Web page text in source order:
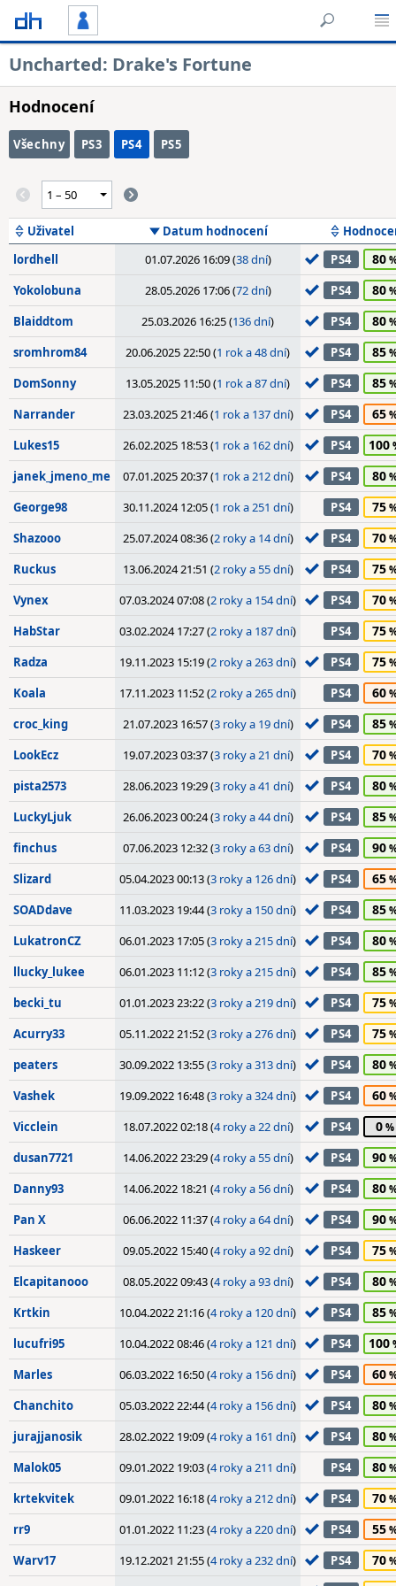
Uncharted: Drake's Fortune
Hodnocení
Všechny PS3 PS4 PS5
Uživatel Datum hodnocení
lordhell
01.07.2026 16:09 (38 dní) PS4 80
Yokolobuna 28.05.2026 17:06 (72 dní) PS4 80
Blaiddtom 25.03.2026 16:25 (136 dní) PS4 80
sromhrom84 20.06.2025 22:50 (1 rok a 48 dní) PS4 85
DomSonny 13.05.2025 11:50 (1 rok a 87 dní) PS4 85
Narrander 23.03.2025 21:46 (1 rok a 137 dní) PS4 65
Lukes15 26.02.2025 18:53 (1 rok a 162 dní) PS4 100
janek_jmeno_me 07.01.2025 20:37 (1 rok a 212 dní) PS4 80
George98 30.11.2024 12:05 (1 rok a 251 dní) PS4 75
Shazooo 25.07.2024 08:36 (2 roky a 14 dní) PS4 70
Ruckus 13.06.2024 21:51 (2 roky a 55 dní) PS4 75
Vynex 07.03.2024 07:08 (2 roky a 154 dní) PS4 70
HabStar 03.02.2024 17:27 (2 roky a 187 dní) PS4 75
Radza 19.11.2023 15:19 (2 roky a 263 dní) PS4 75
Koala 17.11.2023 11:52 (2 roky a 265 dní) PS4 60
croc_king 21.07.2023 16:57 (3 roky a 19 dní) PS4 85
LookEcz 19.07.2023 03:37 (3 roky a 21 dní) PS4 70
pista2573 28.06.2023 19:29 (3 roky a 41 dní) PS4 80
LuckyLjuk 26.06.2023 00:24 (3 roky a 44 dní) PS4 85
finchus 07.06.2023 12:32 (3 roky a 63 dní) PS4 90
Slizard 05.04.2023 00:13 (3 roky a 126 dní) PS4 65
SOADdave 11.03.2023 19:44 (3 roky a 150 dní) PS4 85
LukatronCZ 06.01.2023 17:05 (3 roky a 215 dní) PS4 80
llucky_lukee 06.01.2023 11:12 (3 roky a 215 dní) PS4 85
becki_tu 01.01.2023 23:22 (3 roky a 219 dní) PS4 75
Acurry33 05.11.2022 21:52 (3 roky a 276 dní) PS4 75
peaters 30.09.2022 13:55 (3 roky a 313 dní) PS4 80
Vashek 19.09.2022 16:48 (3 roky a 324 dní) PS4 60
Vicclein 18.07.2022 02:18 (4 roky a 22 dní) PS4 0
dusan7721 14.06.2022 23:29 (4 roky a 55 dní) PS4 90
Danny93 14.06.2022 18:21 (4 roky a 56 dní) PS4 80
Pan X 06.06.2022 11:37 (4 roky a 64 dní) PS4 90
Haskeer 09.05.2022 15:40 (4 roky a 92 dní) PS4 75
Elcapitanooo 08.05.2022 09:43 (4 roky a 93 dní) PS4 80
Krtkin 10.04.2022 21:16 (4 roky a 120 dní) PS4 85
lucufri95 10.04.2022 08:46 (4 roky a 121 dní) PS4 100
Marles 06.03.2022 16:50 (4 roky a 156 dní) PS4 60
Chanchito 05.03.2022 22:44 (4 roky a 156 dní) PS4 80
jurajjanosik 28.02.2022 19:09 (4 roky a 161 dní) PS4 80
Malok05 09.01.2022 19:03 (4 roky a 211 dní) PS4 80
krtekvitek 09.01.2022 16:18 (4 roky a 212 dní) PS4 70
rr9 01.01.2022 11:23 (4 roky a 220 dní) PS4 55
Warv17 19.12.2021 21:55 (4 roky a 232 dní) PS4 70